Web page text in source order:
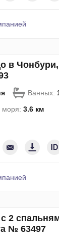
в
Ванных:
моря: 3.6 км
2
№ 63497